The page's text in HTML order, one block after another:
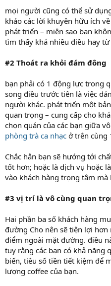
mọi người cũng có thể sử
khảo các lời khuyên hữu ích
phát triển – miễn sao bạn
tìm thấy khá nhiều điều hay từ
#2 Thoát ra khỏi đám đông
bạn phải có 1 động lực trong
song điều trước tiên là việc
người khác. phát triển một
quan trọng – cung cấp cho
chọn quán của các bạn giữa
phòng trà ca nhạc ở trên cùng
Chắc hẳn bạn sẽ hướng tới
tốt hơn; hoặc là dịch vụ hoặc
vào khách hàng trọng tâm mà
#3 vị trí là vô cùng quan
Hai phần ba số khách hàng
đường Cho nên sẽ tiện lợi
điểm ngoài mặt đường. điều
tuy rằng các bạn có khả
biến, tiêu số tiền tiết kiệm để
lượng coffee của bạn.